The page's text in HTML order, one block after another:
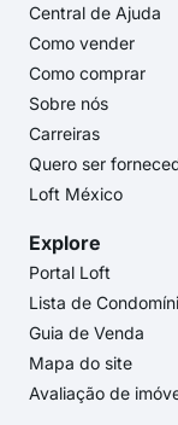
Central de Ajuda
Como vender
Como comprar
Sobre nós
Carreiras
Quero ser
Loft México
Explore
Portal Loft
Lista de
Guia de Venda
Mapa do site
Avaliação de